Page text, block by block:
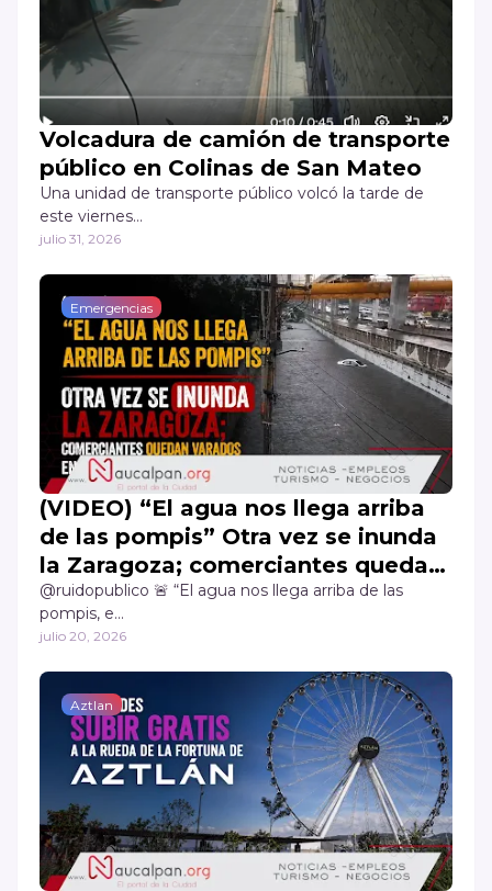
Volcadura de camión de transporte
público en Colinas de San Mateo
Una unidad de transporte público volcó la tarde de
este viernes…
julio 31, 2026
Emergencias
(VIDEO) “El agua nos llega arriba
de las pompis” Otra vez se inunda
la Zaragoza; comerciantes quedan
varados en Los Reyes La Paz
@ruidopublico 🚨 “El agua nos llega arriba de las
pompis, e…
julio 20, 2026
Aztlan